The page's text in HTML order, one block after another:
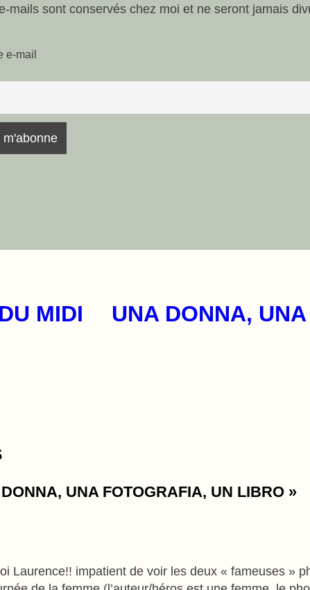
mails sont conservés chez moi et ne seront jamais
e-mail
MIDI UNA DONNA,
UNA FOTOGRAFIA, UN LIBRO »
Laurence!! impatient de voir les deux « fameuses »